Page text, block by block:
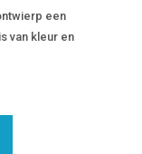
een
van kleur en